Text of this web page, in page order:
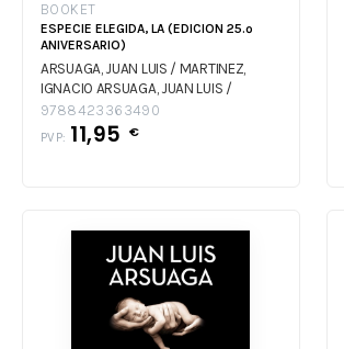
BOOKET
ESPECIE ELEGIDA, LA (EDICION 25.º
ANIVERSARIO)
ARSUAGA, JUAN LUIS / MARTINEZ,
IGNACIO ARSUAGA, JUAN LUIS /
MARTINEZ, IGNACIO
9788423363490
PVP: 11,95 €